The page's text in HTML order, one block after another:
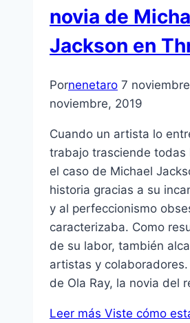
novia de
Jackson en
Pornenetaro 7
noviembre, 2019
Cuando un artista lo
trabajo trasciende todas
el caso de Michael
historia gracias a su
y al perfeccionismo
caracterizaba. Como
de su labor, también
artistas y
de Ola Ray, la novia del
Leer más Viste cómo